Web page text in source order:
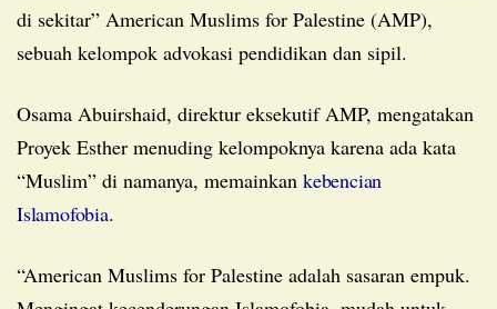
di sekitar” American Muslims for Palestine (AMP),
sebuah kelompok advokasi pendidikan dan sipil.
Osama Abuirshaid, direktur eksekutif AMP, mengatakan
Proyek Esther menuding kelompoknya karena ada kata
“Muslim” di namanya, memainkan kebencian
Islamofobia.
“American Muslims for Palestine adalah sasaran empuk.